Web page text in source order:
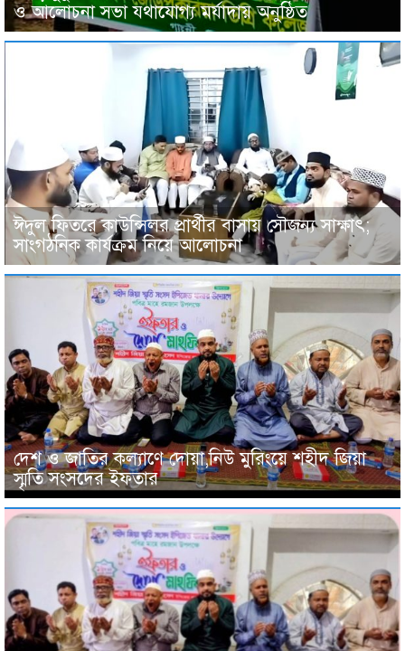
ও আলোচনা সভা যথাযোগ্য মর্যাদায় অনুষ্ঠিত
ঈদুল ফিতরে কাউন্সিলর প্রার্থীর বাসায় সৌজন্য সাক্ষাৎ;
সাংগঠনিক কার্যক্রম নিয়ে আলোচনা
দেশ ও জাতির কল্যাণে দোয়া,নিউ মুরিংয়ে শহীদ জিয়া
স্মৃতি সংসদের ইফতার